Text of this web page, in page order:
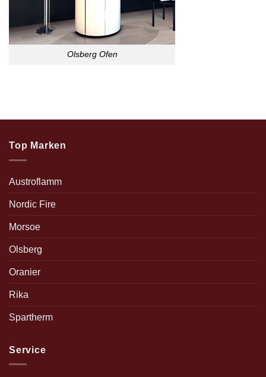
Olsberg Ofen
Top Marken
Austroflamm
Nordic Fire
Morsoe
Olsberg
Oranier
Rika
Spartherm
Service